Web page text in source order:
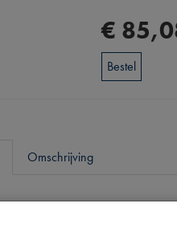
€ 85,
Bestel
Omschrijving